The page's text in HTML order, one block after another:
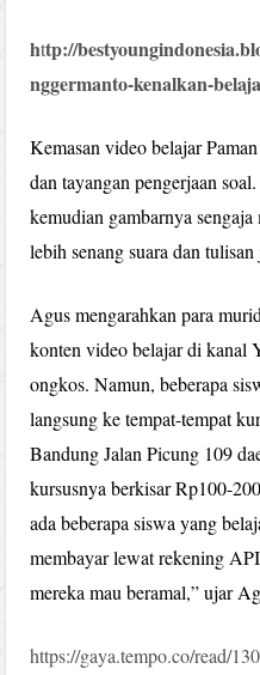
http://
nggermanto-kenalkan-
Kemasan video belajar
dan tayangan pengerjaan
kemudian gambarnya
lebih senang suara dan
Agus mengarahkan para
konten video belajar di kanal
ongkos. Namun, beberapa
langsung ke tempat-tempat
Bandung Jalan Picung 109
kursusnya berkisar Rp100-
ada beberapa siswa yang
membayar lewat rekening
mereka mau beramal,” ujar
https://gaya.tempo.co/read/